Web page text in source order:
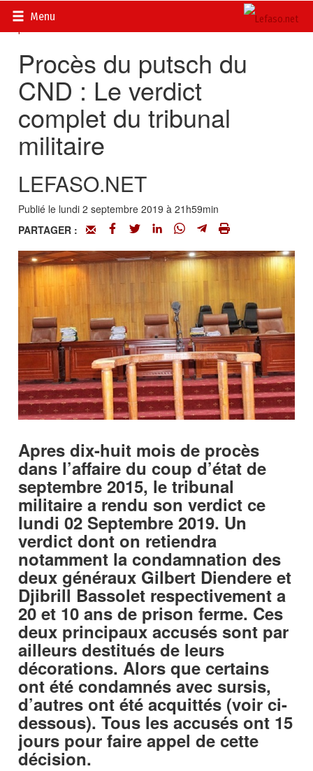
Menu
Accueil>
Putsch du Conseil National
Procès du putsch du
CND : Le verdict
complet du tribunal
militaire
LEFASO.NET
Publié le lundi 2 septembre 2019 à 21h59min
PARTAGER :
Apres dix-huit mois de procès
dans l’affaire du coup d’état de
septembre 2015, le tribunal
militaire a rendu son verdict ce
lundi 02 Septembre 2019. Un
verdict dont on retiendra
notamment la condamnation des
deux généraux Gilbert Diendere et
Djibrill Bassolet respectivement a
20 et 10 ans de prison ferme. Ces
deux principaux accusés sont par
ailleurs destitués de leurs
décorations. Alors que certains
ont été condamnés avec sursis,
d’autres ont été acquittés (voir ci-
dessous). Tous les accusés ont 15
jours pour faire appel de cette
décision.